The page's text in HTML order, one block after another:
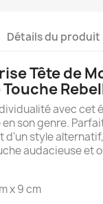
Détails du produit
Tête de
avec cet
son genre.
d'un style
audacieuse et
x 9 cm